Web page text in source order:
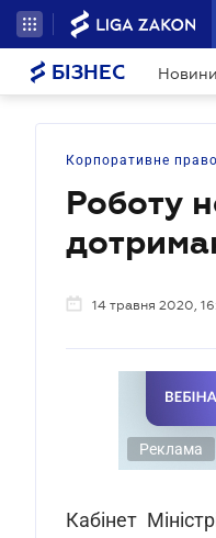
БІЗНЕС Новини
Корпоративне
Роботу
14 травня 2020,
Реклама
Кабінет